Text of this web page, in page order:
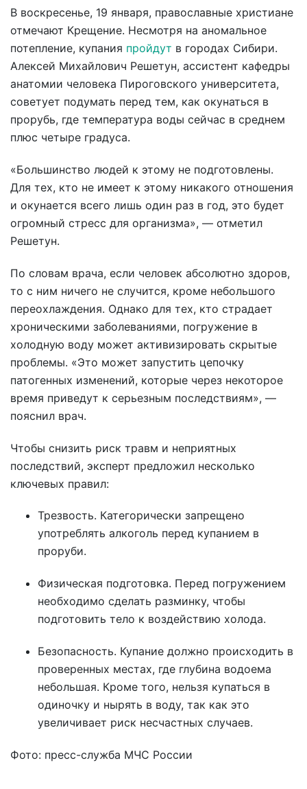
В воскресенье, 19 января, православные христиане
отмечают Крещение. Несмотря на аномальное
потепление, купания пройдут в городах Сибири.
Алексей Михайлович Решетун, ассистент кафедры
анатомии человека Пироговского университета,
советует подумать перед тем, как окунаться в
прорубь, где температура воды сейчас в среднем
плюс четыре градуса.
«Большинство людей к этому не подготовлены.
Для тех, кто не имеет к этому никакого отношения
и окунается всего лишь один раз в год, это будет
огромный стресс для организма», — отметил
Решетун.
По словам врача, если человек абсолютно здоров,
то с ним ничего не случится, кроме небольшого
переохлаждения. Однако для тех, кто страдает
хроническими заболеваниями, погружение в
холодную воду может активизировать скрытые
проблемы. «Это может запустить цепочку
патогенных изменений, которые через некоторое
время приведут к серьезным последствиям», —
пояснил врач.
Чтобы снизить риск травм и неприятных
последствий, эксперт предложил несколько
ключевых правил:
Трезвость. Категорически запрещено
употреблять алкоголь перед купанием в
проруби.
Физическая подготовка. Перед погружением
необходимо сделать разминку, чтобы
подготовить тело к воздействию холода.
Безопасность. Купание должно происходить в
проверенных местах, где глубина водоема
небольшая. Кроме того, нельзя купаться в
одиночку и нырять в воду, так как это
увеличивает риск несчастных случаев.
Фото: пресс-служба МЧС России